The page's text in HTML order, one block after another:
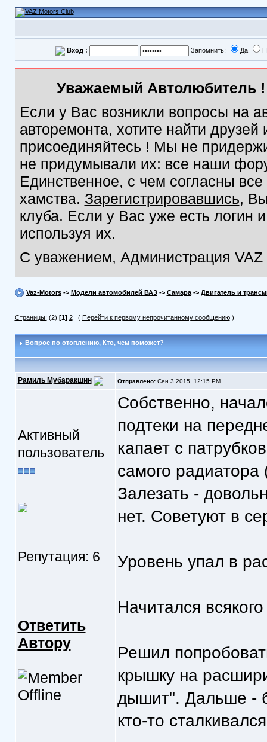
Вход : Запомнить: Да
Уважаемый Автолюбитель
Если у Вас возникли вопросы на
авторемонта, хотите найти
присоединяйтесь ! Мы не
не придумывали их: все наши
Единственное, с чем согласны
хамства. Зарегистрировавшись,
клуба. Если у Вас уже есть логин
используя их.
С уважением, Администрация VAZ
Vaz-Motors-> Модели автомобилей ВАЗ-> Самара-> Двигатель и
Страницы: (2) [1] 2 ( Перейти к первому непрочитанному сообщению)
Вопрос по отоплению, Кто, чем поможет?
Рамиль Мубаракшин Отправлено:Сен 3 2015, 12:15 PM
Активный
пользователь
Репутация: 6
Ответить
Автору
Собственно,
подтеки на
капает с
самого радиатора
Залезать -
нет. Советуют в
Уровень упал в
Начитался
Решил
крышку на
дышит". Дальше -
кто-то